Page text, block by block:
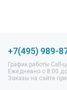
+7(495) 989-
График работы Call-
Ежедневно с 8:00
Заказы на сайте